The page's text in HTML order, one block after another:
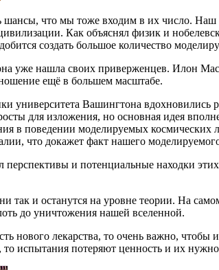
шансы, что мы тоже входим в их число.
Как объяснял физик и
создать большое количество
уже нашла своих приверженцев. Илон
ещё в большем масштабе.
университета Вашингтона
для изложения, но основная идея
в поведении моделируемых
что докажет факт нашего
и потенциальные находки
и останутся на уровне теории. На
до уничтожения нашей вселенной.
нового лекарства, то очень важно,
испытания потеряют ценность и их